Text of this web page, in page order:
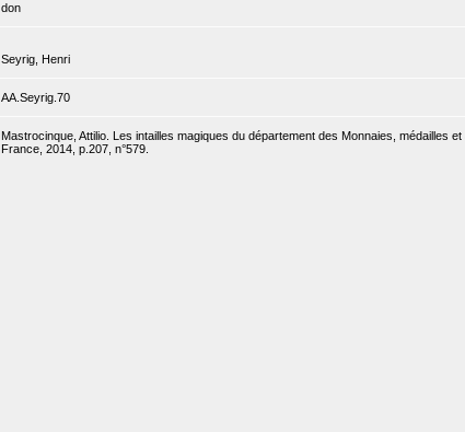
don
Seyrig, Henri
AA.Seyrig.70
Mastrocinque, Attilio. Les intailles magiques du département des Monnaies, médailles
France, 2014, p.207, n°579.